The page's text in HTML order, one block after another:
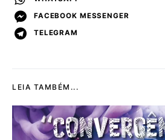
FACEBOOK MESSENGER
TELEGRAM
LEIA TAMBÉM...